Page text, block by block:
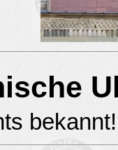
bekannt!